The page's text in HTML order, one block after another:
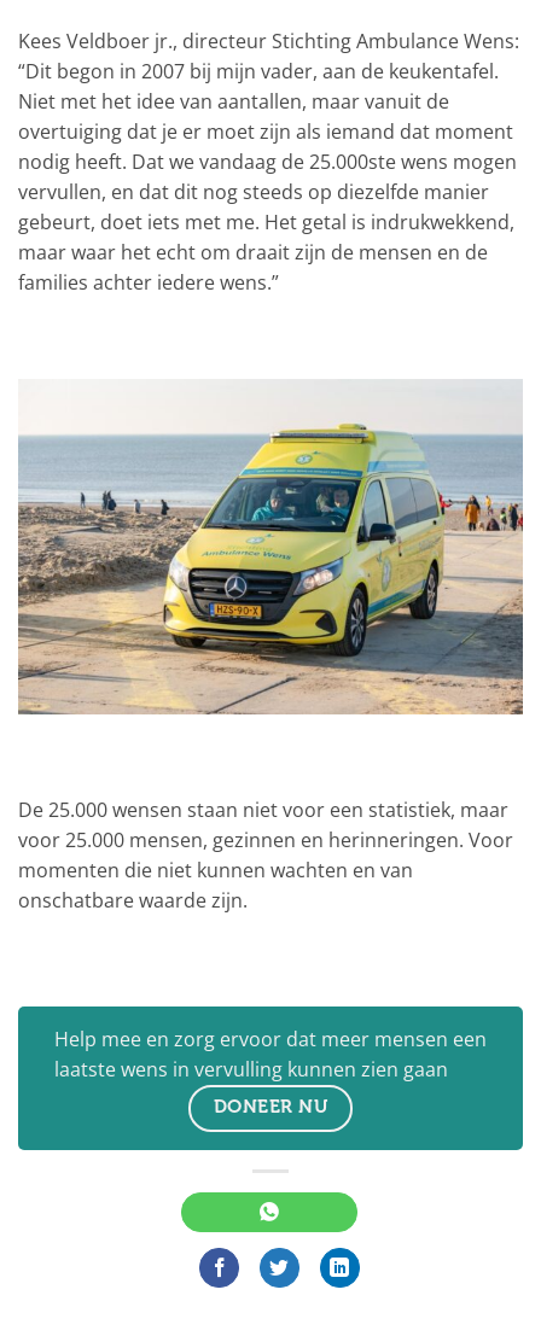
Kees Veldboer jr., directeur Stichting Ambulance Wens:
“Dit begon in 2007 bij mijn vader, aan de keukentafel.
Niet met het idee van aantallen, maar vanuit de
overtuiging dat je er moet zijn als iemand dat moment
nodig heeft. Dat we vandaag de 25.000ste wens mogen
vervullen, en dat dit nog steeds op diezelfde manier
gebeurt, doet iets met me. Het getal is indrukwekkend,
maar waar het echt om draait zijn de mensen en de
families achter iedere wens.”
De 25.000 wensen staan niet voor een statistiek, maar
voor 25.000 mensen, gezinnen en herinneringen. Voor
momenten die niet kunnen wachten en van
onschatbare waarde zijn.
Help mee en zorg ervoor dat meer mensen een
laatste wens in vervulling kunnen zien gaan
DONEER NU